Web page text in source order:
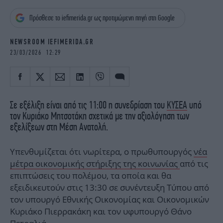
OSCARS
THE OCEAN
Πρόσθεσε το iefimerida.gr ως προτιμώμενη πηγή στη Google
NEWSROOM IEFIMERIDA.GR
23/03/2026 12:29
Σε εξέλιξη είναι από τις 11:00 η συνεδρίαση του ΚΥΣΕΑ υπό
τον Κυριάκο Μητσοτάκη σχετικά με την αξιολόγηση των
εξελίξεων στη Μέση Ανατολή.
Υπενθυμίζεται ότι νωρίτερα, ο πρωθυπουργόςνέα
μέτρα οικονομικής στήριξης της κοινωνίας από τις
επιπτώσεις του πολέμου, τα οποία και θα
εξειδικευτούν στις 13:30 σε συνέντευξη Τύπου από
τον υπουργό Εθνικής Οικονομίας και Οικονομικών
Κυριάκο Πιερρακάκη και τον υφυπουργό Θάνο